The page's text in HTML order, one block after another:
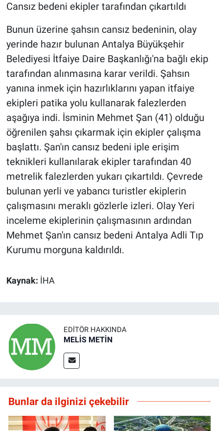
Cansız bedeni ekipler tarafından çıkartıldı
Bunun üzerine şahsın cansız bedeninin, olay
yerinde hazır bulunan Antalya Büyükşehir
Belediyesi İtfaiye Daire Başkanlığı'na bağlı ekip
tarafından alınmasına karar verildi. Şahsın
yanına inmek için hazırlıklarını yapan itfaiye
ekipleri patika yolu kullanarak falezlerden
aşağıya indi. İsminin Mehmet Şan (41) olduğu
öğrenilen şahsı çıkarmak için ekipler çalışma
başlattı. Şan'ın cansız bedeni iple erişim
teknikleri kullanılarak ekipler tarafından 40
metrelik falezlerden yukarı çıkartıldı. Çevrede
bulunan yerli ve yabancı turistler ekiplerin
çalışmasını meraklı gözlerle izleri. Olay Yeri
inceleme ekiplerinin çalışmasının ardından
Mehmet Şan'ın cansız bedeni Antalya Adli Tıp
Kurumu morguna kaldırıldı.
Kaynak: İHA
EDITÖR HAKKINDA
MELİS METİN
Bunlar da ilginizi çekebilir